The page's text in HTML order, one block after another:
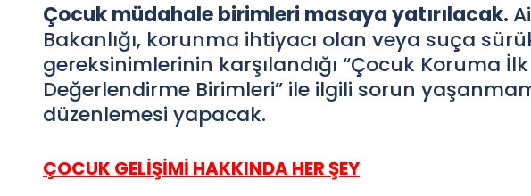
Çocuk müdahale birimleri masaya yatırılacak.
Bakanlığı, korunma ihtiyacı olan veya suça
gereksinimlerinin karşılandığı “Çocuk Koruma
Değerlendirme Birimleri” ile ilgili sorun
düzenlemesi yapacak.
ÇOCUK GELİŞİMİ HAKKINDA HER ŞEY